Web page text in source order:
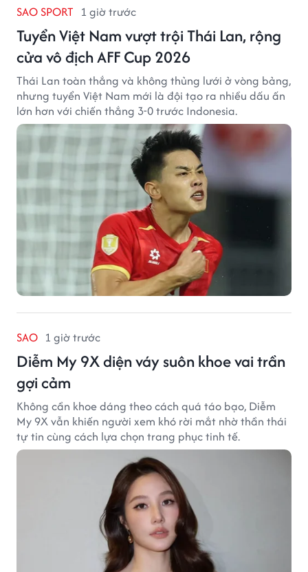
SAO SPORT 1 giờ trước
Tuyển Việt Nam vượt trội Thái Lan, rộng
cửa vô địch AFF Cup 2026
Thái Lan toàn thắng và không thủng lưới ở vòng bảng,
nhưng tuyển Việt Nam mới là đội tạo ra nhiều dấu ấn
lớn hơn với chiến thắng 3-0 trước Indonesia.
SAO 1 giờ trước
Diễm My 9X diện váy suôn khoe vai trần
gợi cảm
Không cần khoe dáng theo cách quá táo bạo, Diễm
My 9X vẫn khiến người xem khó rời mắt nhờ thần thái
tự tin cùng cách lựa chọn trang phục tinh tế.